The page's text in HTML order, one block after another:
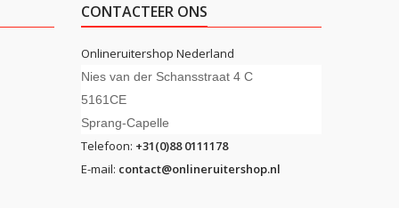
CONTACTEER ONS
Onlineruitershop Nederland
Nies van der Schansstraat 4 C
5161CE
Sprang-Capelle
Telefoon: +31(0)88 0111178
E-mail: contact@onlineruitershop.nl